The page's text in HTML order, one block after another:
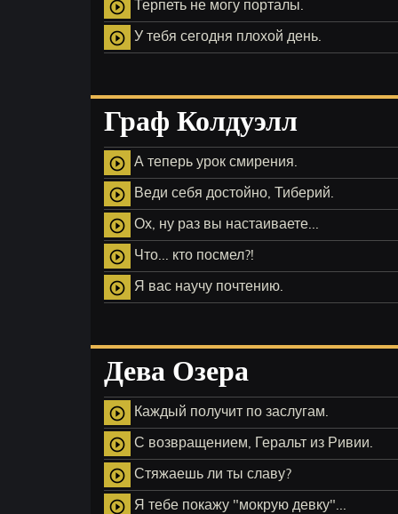
play_circle_outline Терпеть не могу порталы.
play_circle_outline У тебя сегодня плохой день.
Граф Колдуэлл
play_circle_outline А теперь урок смирения.
play_circle_outline Веди себя достойно, Тиберий.
play_circle_outline Ох, ну раз вы настаиваете...
play_circle_outline Что... кто посмел?!
play_circle_outline Я вас научу почтению.
Дева Озера
play_circle_outline Каждый получит по заслугам.
play_circle_outline С возвращением, Геральт из Ривии.
play_circle_outline Стяжаешь ли ты славу?
play_circle_outline Я тебе покажу "мокрую девку"...